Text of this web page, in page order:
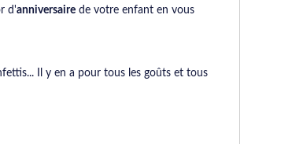
d'anniversaire de votre enfant en vous
Il y en a pour tous les goûts et tous